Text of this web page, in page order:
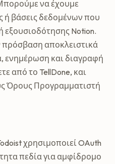
να έχουμε
ή βάσεις δεδομένων που
εξουσιοδότησης Notion.
αποκλειστικά
ενημέρωση και διαγραφή
από το TellDone, και
Όρους Προγραμματιστή
χρησιμοποιεί OAuth
πεδία για αμφίδρομο